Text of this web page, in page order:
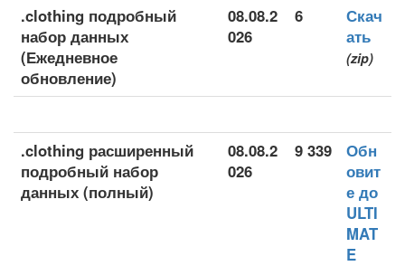
.clothing подробный
набор данных
(Ежедневное
обновление)
08.08.2
026
6
Скач
ать
(zip)
.clothing расширенный
подробный набор
данных (полный)
08.08.2
026
9 339
Обн
овит
е до
ULTI
MAT
E